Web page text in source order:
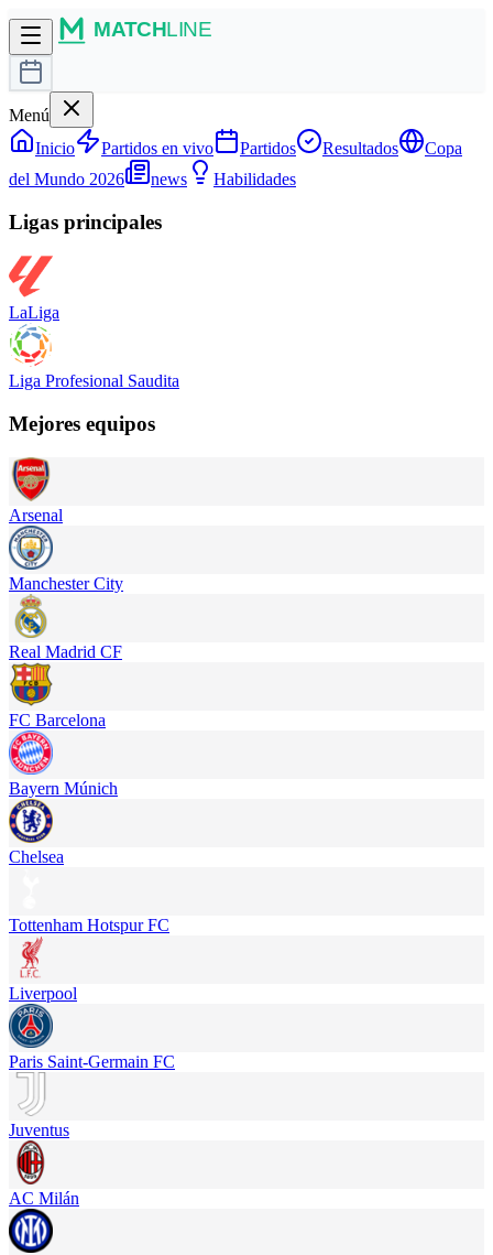
Menú
Inicio
Partidos en vivo Partidos Resultados
Copa
del Mundo 2026
news Habilidades
Ligas principales
LaLiga
Liga Profesional Saudita
Mejores equipos
Arsenal
Manchester City
Real Madrid CF
FC Barcelona
Bayern Múnich
Chelsea
Tottenham Hotspur FC
Liverpool
Paris Saint-Germain FC
Juventus
AC Milán